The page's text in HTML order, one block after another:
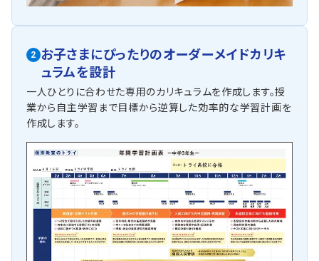
2 お子さまにぴったりのオーダーメイドカリキ
ュラムを設計
一人ひとりに合わせた専用のカリキュラムを作成します。授
業から自主学習まで目標から逆算した効率的な学習計画を
作成します。